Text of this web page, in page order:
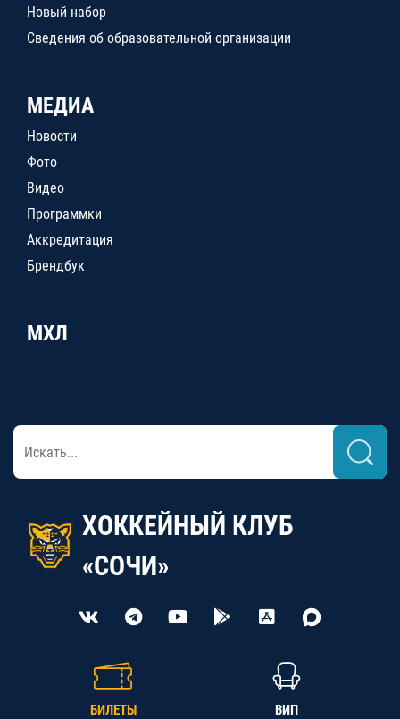
Новый набор
Сведения об образовательной организации
МЕДИА
Новости
Фото
Видео
Программки
Аккредитация
Брендбук
МХЛ
ХОККЕЙНЫЙ КЛУБ
«СОЧИ»
БИЛЕТЫ ВИП